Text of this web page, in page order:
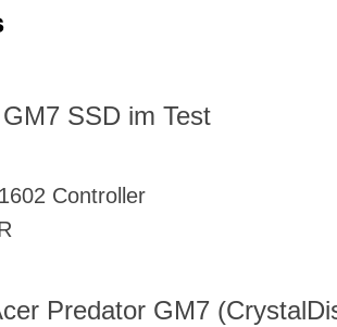
SSD im Test
Controller
Predator GM7